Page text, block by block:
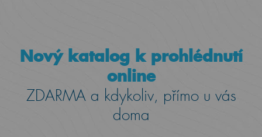
Nový katalog k prohlédnutí
online
ZDARMA a kdykoliv, přímo u vás
doma